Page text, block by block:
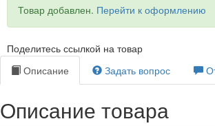
Товар добавлен. Перейти к оформлению
Поделитесь ссылкой на товар
Описание
Задать вопрос
Описание товара